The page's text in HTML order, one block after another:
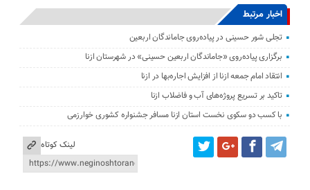
اخبار مرتبط
تجلی شور حسینی در پیاده‌روی جاماندگان اربعین
برگزاری پیاده‌روی «جاماندگان اربعین حسینی» در شهرستان ازنا
انتقاد امام جمعه ازنا از افزایش اجاره‌بها در ازنا
تاکید بر تسریع پروژه‌های آب و فاضلاب ازنا
با کسب دو سکوی نخست استان ازنا مسافر جشنواره کشوری خوارزمی
لینک کوتاه